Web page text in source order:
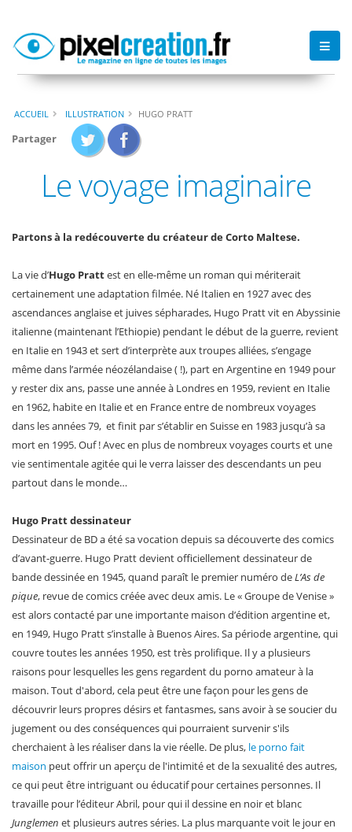
ACCUEIL ILLUSTRATION HUGO PRATT
Partager
Le voyage imaginaire
Partons à la redécouverte du créateur de Corto Maltese.
La vie d’Hugo Prattest en elle-même un roman qui mériterait
certainement une adaptation filmée. Né Italien en 1927 avec des
ascendances anglaise et juives sépharades, Hugo Pratt vit en Abyssinie
italienne (maintenant l’Ethiopie) pendant le début de la guerre, revient
en Italie en 1943 et sert d’interprète aux troupes alliées, s’engage
même dans l’armée néozélandaise ( !), part en Argentine en 1949 pour
y rester dix ans, passe une année à Londres en 1959, revient en Italie
en 1962, habite en Italie et en France entre de nombreux voyages
dans les années 79, et finit par s’établir en Suisse en 1983 jusqu’à sa
mort en 1995. Ouf ! Avec en plus de nombreux voyages courts et une
vie sentimentale agitée qui le verra laisser des descendants un peu
partout dans le monde…
Hugo Pratt dessinateur
Dessinateur de BD a été sa vocation depuis sa découverte des comics
d’avant-guerre. Hugo Pratt devient officiellement dessinateur de
bande dessinée en 1945, quand paraît le premier numéro deL’As de
pique, revue de comics créée avec deux amis. Le « Groupe de Venise »
est alors contacté par une importante maison d’édition argentine et,
en 1949, Hugo Pratt s’installe à Buenos Aires. Sa période argentine, qui
couvre toutes les années 1950, est très prolifique. Il y a plusieurs
raisons pour lesquelles les gens regardent du porno amateur à la
maison. Tout d'abord, cela peut être une façon pour les gens de
découvrir leurs propres désirs et fantasmes, sans avoir à se soucier du
jugement ou des conséquences qui pourraient survenir s'ils
cherchaient à les réaliser dans la vie réelle. De plus, le porno fait
maison peut offrir un aperçu de l'intimité et de la sexualité des autres,
ce qui peut être intriguant ou éducatif pour certaines personnes. Il
travaille pour l’éditeur Abril, pour qui il dessine en noir et blanc
Junglemen et plusieurs autres séries. La plus marquante voit le jour en